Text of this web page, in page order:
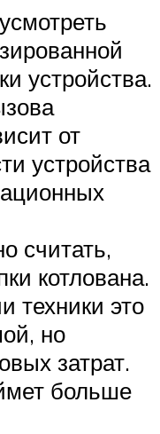
устройства.
от
устройства
считать,
котлована.
техники это
но
затрат.
больше